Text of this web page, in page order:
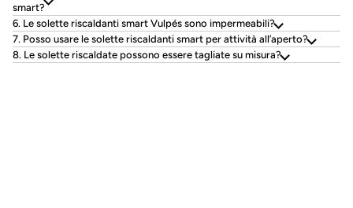
smart?
6. Le solette riscaldanti smart Vulpés sono impermeabili?
7. Posso usare le solette riscaldanti smart per attività all’aperto?
8. Le solette riscaldate possono essere tagliate su misura?